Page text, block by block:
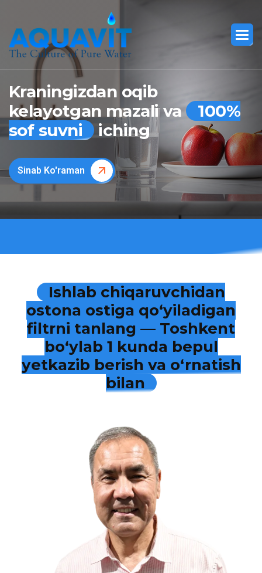
Kraningizdan oqib
kelayotgan mazali va
100%
sof suvni
iching
Sinab Ko'raman
Ishlab chiqaruvchidan
ostona ostiga qo‘yiladigan
filtrni tanlang — Toshkent
bo‘ylab 1 kunda bepul
yetkazib berish va o‘rnatish
bilan